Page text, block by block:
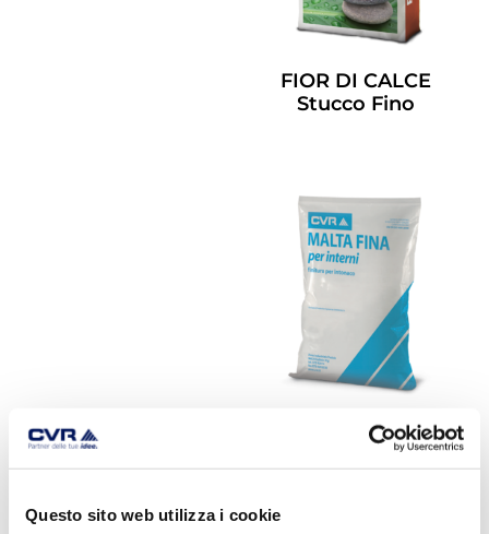
Questo sito web utilizza i cookie
FIOR DI CALCE
Stucco Fino
MALTA FINA
BAGNATA